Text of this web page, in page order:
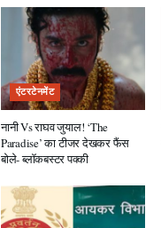
एंटरटेनमेंट
नानी Vs राघव जुयाल! ‘The
Paradise’ का टीजर देखकर फैंस
बोले- ब्लॉकबस्टर पक्की